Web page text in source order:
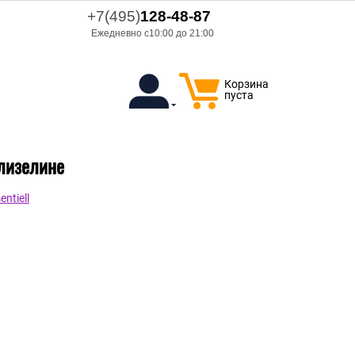
+7(495)128-48-87
Ежедневно с10:00 до 21:00
Корзина
пуста